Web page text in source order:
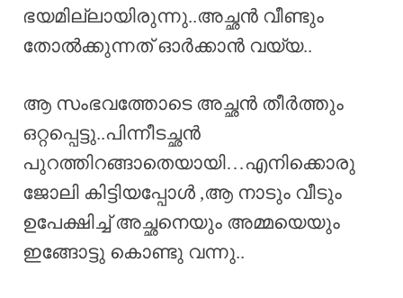
ഭയമില്ലായിരുന്നു..അച്ഛൻ വീണ്ടും
തോൽക്കുന്നത് ഓർക്കാൻ വയ്യ..
ആ സംഭവത്തോടെ അച്ഛൻ തീർത്തും
ഒറ്റപ്പെട്ടു..പിന്നീടച്ഛൻ
പുറത്തിറങ്ങാതെയായി…എനിക്കൊരു
ജോലി കിട്ടിയപ്പോൾ ,ആ നാടും വീടും
ഉപേക്ഷിച്ച് അച്ഛനെയും അമ്മയെയും
ഇങ്ങോട്ടു കൊണ്ടു വന്നു..